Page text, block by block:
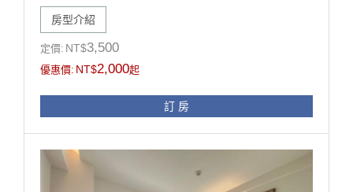
❣️ 送你附翌日早餐一份＋每房免費停車一部
❣️ 連住2晚以上，再送「遇花源咖啡飲品券一份」
🗓️ 即日起∼115年12月30日止
📆 平日限定：週日∼週五（不含週六、連假與旺季）
📌 注意事項
❗ 入住需出示公司派遣單、商務訪問邀請函、會議或活動
報到證明等文件。若現場無法出示，須現場補足原房價
差額。（網頁上價格已優惠）
❗ 本專案不適用旅行社及團體訂房。
❗ 本活動不搭配其他優惠活動、住宿券、折抵券同時使
房型介紹
定價: NT$3,500
優惠價: NT$2,000起
訂 房